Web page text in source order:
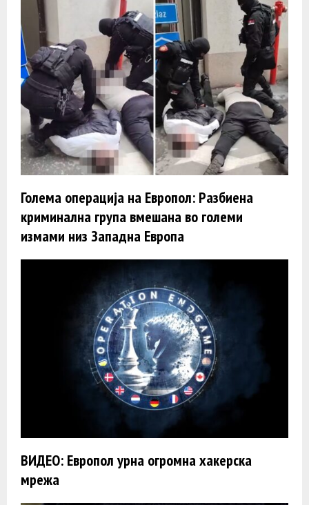
Голема операција на Европол: Разбиена
криминална група вмешана во големи
измами низ Западна Европа
ВИДЕО: Европол урна огромна хакерска
мрежа